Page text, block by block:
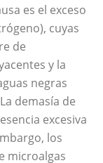
es el exceso
cuyas
de
y la
negras
demasía de
excesiva
los
microalgas